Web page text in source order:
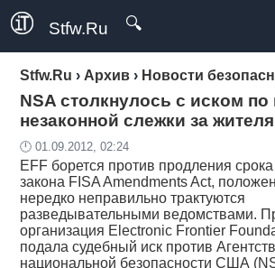
Stfw.Ru 🔍
Stfw.Ru › Архив › Новости
NSA столкнулось с иском
незаконной слежки за
🕛 01.09.2012, 02:24
EFF борется против продления
закона FISA Amendments Act,
нередко неправильно трактуются
разведывательными ведомствами.
организация Electronic Frontier
подала судебный иск против
национальной безопасности США